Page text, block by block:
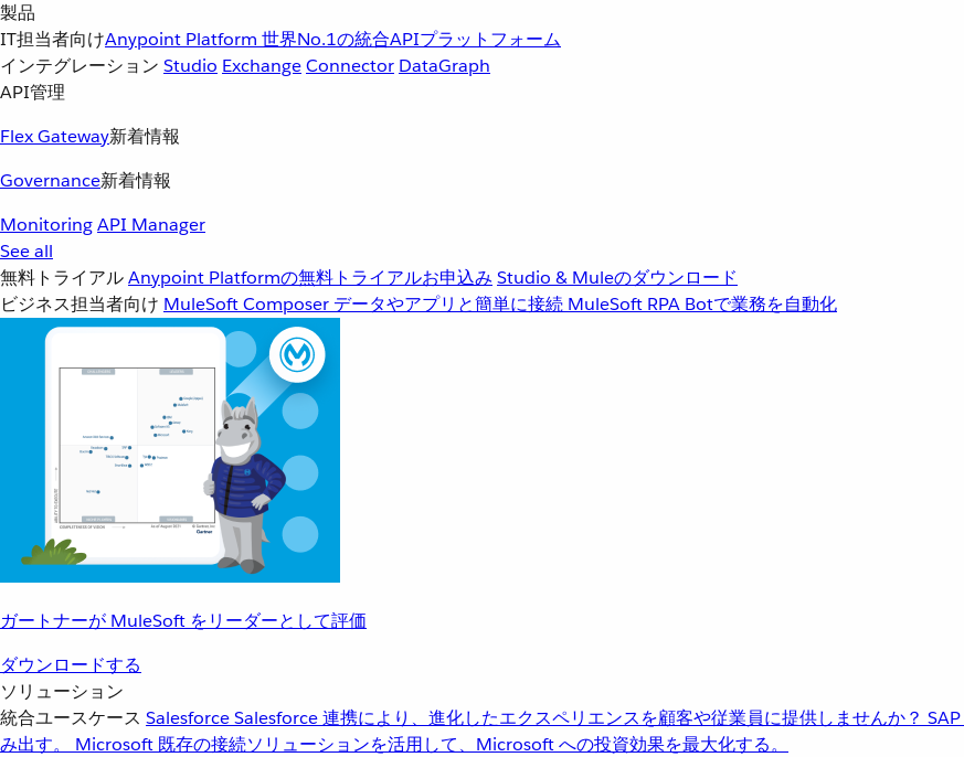
製品
IT担当者向けAnypoint Platform 世界No.1の統合APIプラットフォーム
インテグレーション Studio ExchangeConnector DataGraph
API管理
Flex Gateway新着情報
Governance新着情報
MonitoringAPI Manager
See all
無料トライアルAnypoint Platformの無料トライアルお申込み Studio & Muleのダウンロード
ビジネス担当者向け MuleSoft Composer データやアプリと簡単に接続 MuleSoft RPA Botで業務を自動化
ガートナーが MuleSoft をリーダーとして評価
ダウンロードする
ソリューション
統合ユースケース SalesforceSalesforce 連携により、進化したエクスペリエンスを顧客や従業員に提供しませんか？ SAP
み出す。
Microsoft 既存の接続ソリューションを活用して、Microsoft への投資効果を最大化する。